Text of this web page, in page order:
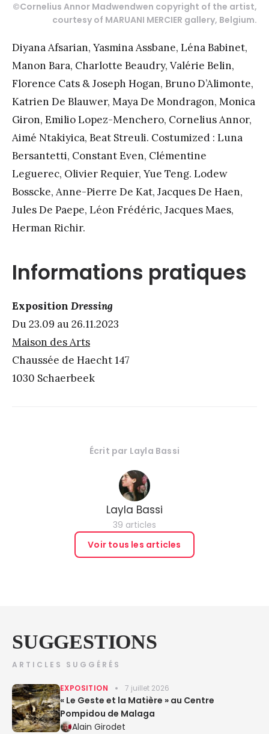
©Cornelius Annor Madwendwen copyright of the artist,
courtesy of MARUANI MERCIER gallery, Belgium.
Diyana Afsarian, Yasmina Assbane, Léna Babinet,
Manon Bara, Charlotte Beaudry, Valérie Belin,
Florence Cats & Joseph Hogan, Bruno D’Alimonte,
Katrien De Blauwer, Maya De Mondragon, Monica
Giron, Emilio Lopez-Menchero, Cornelius Annor,
Aimé Ntakiyica, Beat Streuli. Costumized : Luna
Bersantetti, Constant Even, Clémentine
Leguerec, Olivier Requier, Yue Teng. Lodew
Bosscke, Anne-Pierre De Kat, Jacques De Haen,
Jules De Paepe, Léon Frédéric, Jacques Maes,
Herman Richir.
Informations pratiques
Exposition Dressing
Du 23.09 au 26.11.2023
Maison des Arts
Chaussée de Haecht 147
1030 Schaerbeek
Écrit par Layla Bassi
Layla Bassi
39 articles
Voir tous les articles
SUGGESTIONS
ARTICLES SUGGÉRÉS
EXPOSITION 7 juillet 2026
« Le Geste et la Matière » au Centre
Pompidou de Malaga
Alain Girodet